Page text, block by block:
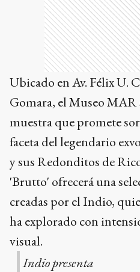
Ubicado en Av. Félix U.
Gomara, el Museo MAR
muestra que promete
faceta del legendario
y sus Redonditos de
'Brutto' ofrecerá una
creadas por el Indio,
ha explorado con
visual.
Indio presenta